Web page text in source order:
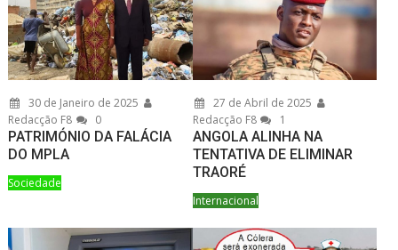
30 de Janeiro de 2025
Redacção F8
0
PATRIMÓNIO DA FALÁCIA
DO MPLA
Sociedade
27 de Abril de 2025
Redacção F8
1
ANGOLA ALINHA NA
TENTATIVA DE ELIMINAR
TRAORÉ
Internacional